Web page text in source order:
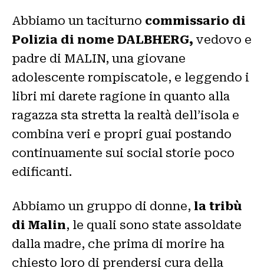
Abbiamo un taciturno commissario di
Polizia di nome DALBHERG, vedovo e
padre di MALIN, una giovane
adolescente rompiscatole, e leggendo i
libri mi darete ragione in quanto alla
ragazza sta stretta la realtà dell’isola e
combina veri e propri guai postando
continuamente sui social storie poco
edificanti.
Abbiamo un gruppo di donne, la tribù
di Malin, le quali sono state assoldate
dalla madre, che prima di morire ha
chiesto loro di prendersi cura della